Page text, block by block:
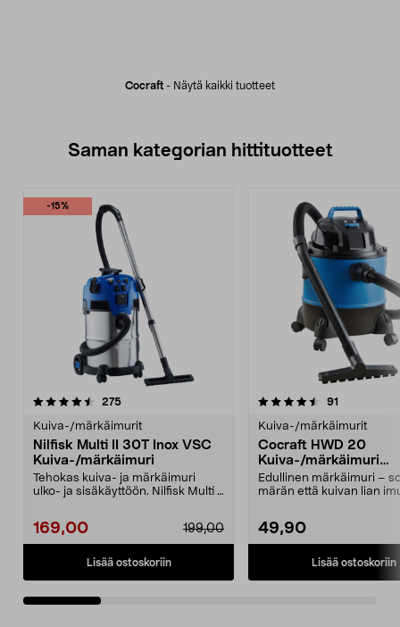
Cocraft - Näytä kaikki tuotteet
Saman kategorian hittituotteet
-15%
275arvostelut
Kuiva-/märkäimurit
Nilfisk Multi II 30T Inox VSC
Kuiva-/märkäimuri
Tehokas kuiva- ja märkäimuri
ulko- ja sisäkäyttöön. Nilfisk Multi II
169,00 199,00
Lisää ostoskoriin
4.5 viidestä
91
Kuiva-/märkäimurit
Cocraft HWD 20
Kuiva-/märkäimuri
pölypussilla tai ilman
Edullinen märkäimuri –
märän että kuivan lian
49,90
Lisää ostoskoriin
4.0 viidestä